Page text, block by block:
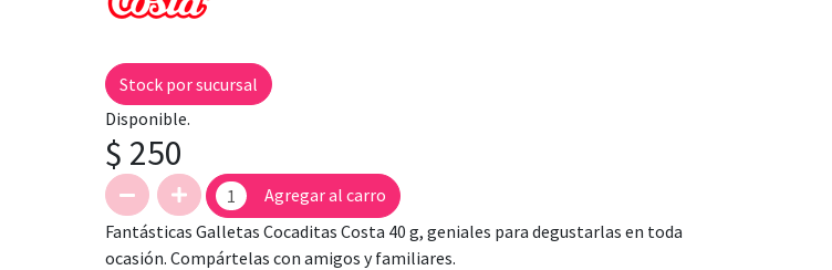
Stock por sucursal
Disponible.
$ 250
Agregar al carro
Fantásticas Galletas Cocaditas Costa 40 g, geniales para degustarlas en toda
ocasión. Compártelas con amigos y familiares.